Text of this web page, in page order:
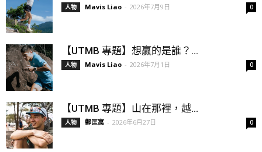
人物 Mavis Liao - 2026年7月9日 0
【UTMB 專題】想贏的是誰？...
人物 Mavis Liao - 2026年7月1日 0
【UTMB 專題】山在那裡，越...
人物 鄭匡寓 - 2026年6月27日 0